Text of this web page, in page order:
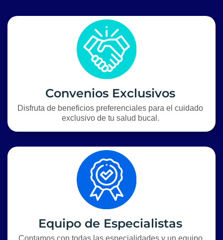
Convenios Exclusivos
Disfruta de beneficios preferenciales para el cuidado
exclusivo de tu salud bucal.
Equipo de Especialistas